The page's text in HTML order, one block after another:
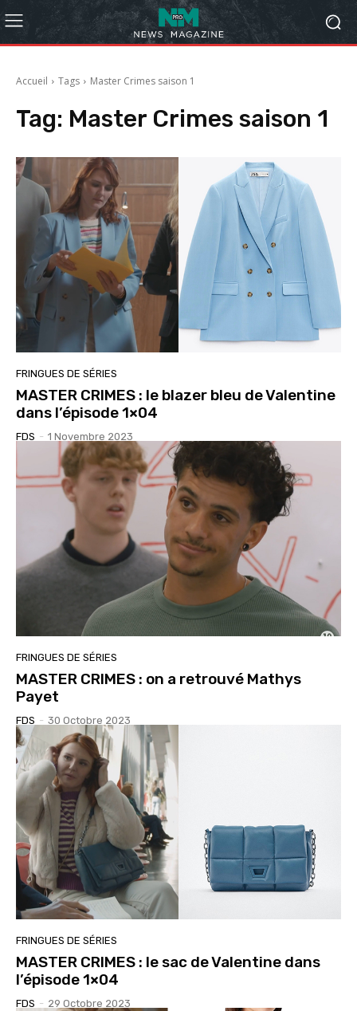
Accueil Tags Master Crimes saison 1
Tag: Master Crimes saison 1
FRINGUES DE SÉRIES
MASTER CRIMES : le blazer bleu de Valentine
dans l’épisode 1×04
FDS - 1 Novembre 2023
FRINGUES DE SÉRIES
MASTER CRIMES : on a retrouvé Mathys
Payet
FDS - 30 Octobre 2023
FRINGUES DE SÉRIES
MASTER CRIMES : le sac de Valentine dans
l’épisode 1×04
FDS - 29 Octobre 2023